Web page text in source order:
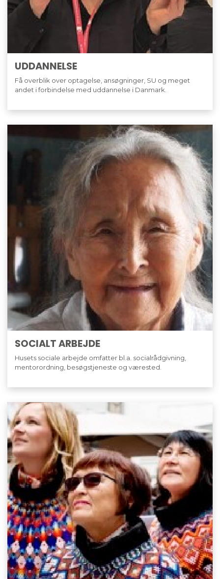
UDDANNELSE
Få overblik over optagelse, ansøgninger, SU og meget
andet i forbindelse med uddannelse i Danmark.
SOCIALT ARBEJDE
Husets sociale arbejde omfatter bl.a. socialrådgivning,
mentorordning, besøgstjeneste og værested.